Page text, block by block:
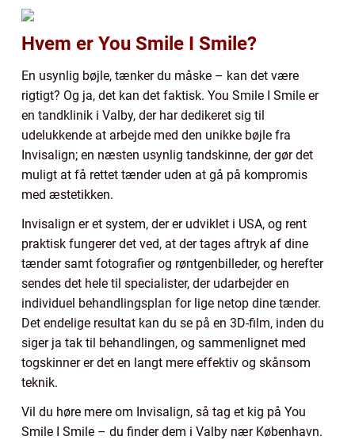
Hvem er You Smile I Smile?
En usynlig bøjle, tænker du måske – kan det være
rigtigt? Og ja, det kan det faktisk. You Smile I Smile er
en tandklinik i Valby, der har dedikeret sig til
udelukkende at arbejde med den unikke bøjle fra
Invisalign; en næsten usynlig tandskinne, der gør det
muligt at få rettet tænder uden at gå på kompromis
med æstetikken.
Invisalign er et system, der er udviklet i USA, og rent
praktisk fungerer det ved, at der tages aftryk af dine
tænder samt fotografier og røntgenbilleder, og herefter
sendes det hele til specialister, der udarbejder en
individuel behandlingsplan for lige netop dine tænder.
Det endelige resultat kan du se på en 3D-film, inden du
siger ja tak til behandlingen, og sammenlignet med
togskinner er det en langt mere effektiv og skånsom
teknik.
Vil du høre mere om Invisalign, så tag et kig på You
Smile I Smile – du finder dem i Valby nær København.